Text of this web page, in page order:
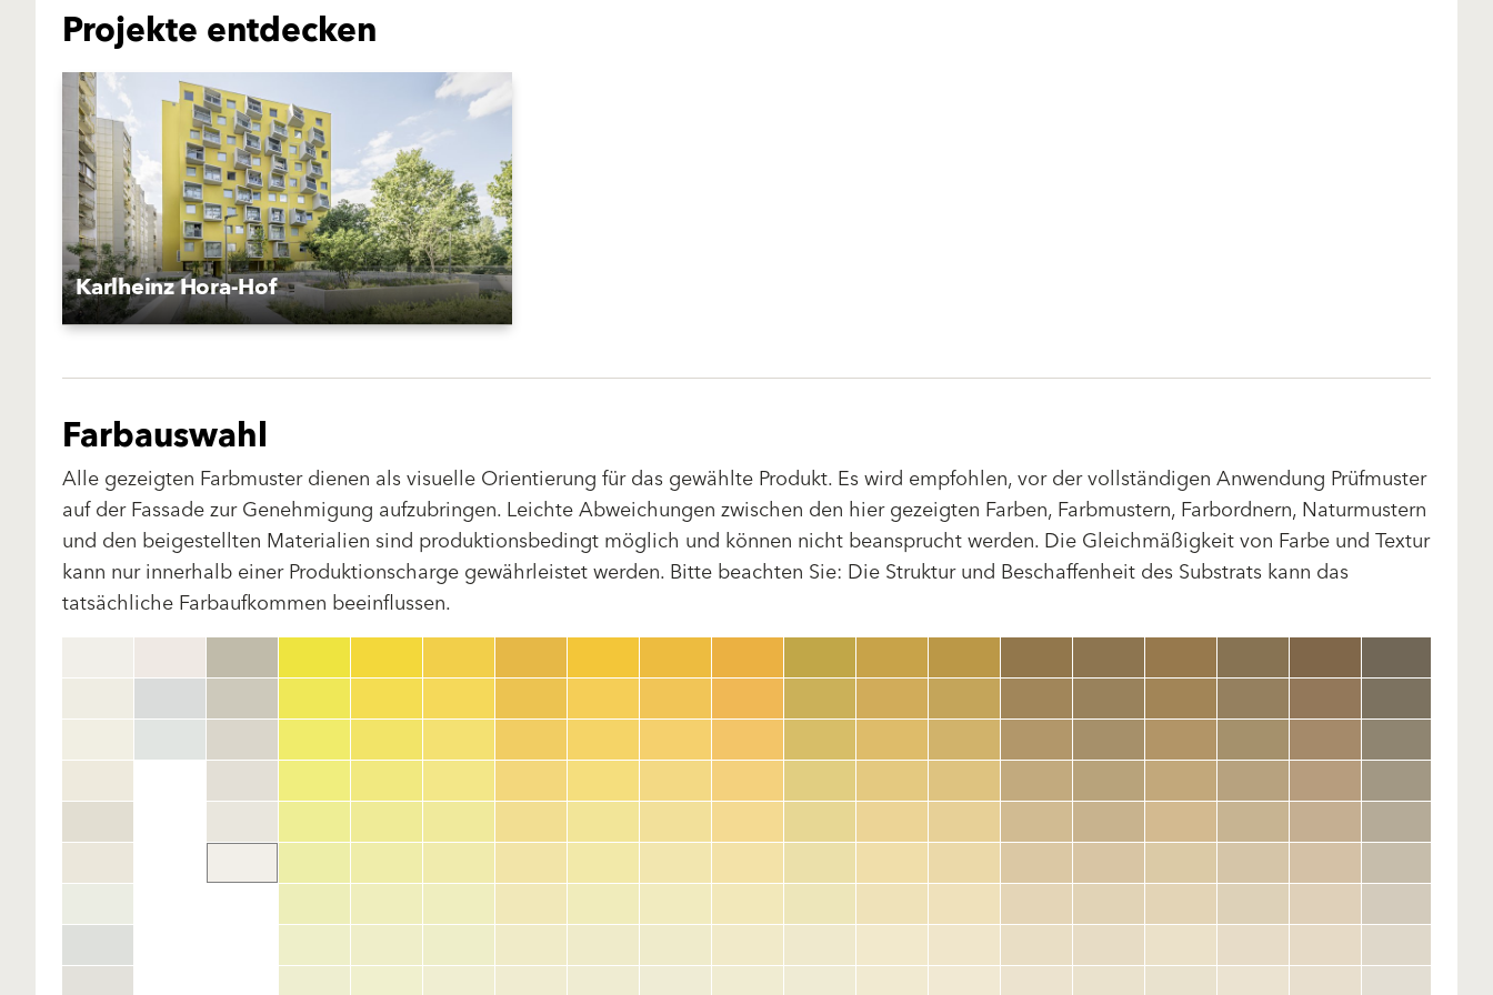
Projekte entdecken
Karlheinz Hora-Hof
Farbauswahl
Alle gezeigten Farbmuster dienen als visuelle Orientierung für das gewählte Produkt. Es wird empfohlen, vor der vollständigen Anwendung Prüfmuster
auf der Fassade zur Genehmigung aufzubringen. Leichte Abweichungen zwischen den hier gezeigten Farben, Farbmustern, Farbordnern, Naturmustern
und den beigestellten Materialien sind produktionsbedingt möglich und können nicht beansprucht werden. Die Gleichmäßigkeit von Farbe und Textur
kann nur innerhalb einer Produktionscharge gewährleistet werden. Bitte beachten Sie: Die Struktur und Beschaffenheit des Substrats kann das
tatsächliche Farbaufkommen beeinflussen.
clear
color_name
HEX:hex_code
HBW:hbw_code